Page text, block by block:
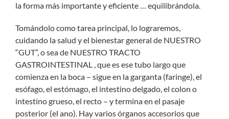
la forma más importante y eficiente … equilibrándola.
Tomándolo como tarea principal, lo lograremos,
cuidando la salud y el bienestar general de NUESTRO
“GUT”, o sea de NUESTRO TRACTO
GASTROINTESTINAL , que es ese tubo largo que
comienza en la boca – sigue en la garganta (faringe), el
esófago, el estómago, el intestino delgado, el colon o
intestino grueso, el recto – y termina en el pasaje
posterior (el ano). Hay varios órganos accesorios que